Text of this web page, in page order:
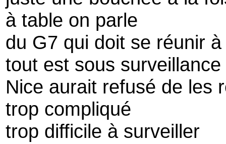
à table on parle
du G7 qui doit se réunir
tout est sous surveillance
Nice aurait refusé de les
trop compliqué
trop difficile à surveiller